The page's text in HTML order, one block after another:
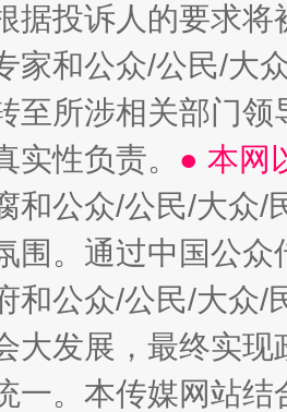
据投诉人的要求将
家和公众/公民/大
至所涉相关部门
实性负责。 ● 本网
和公众/公民/大众
围。通过中国公
和公众/公民/大众
大发展，最终实
一。本传媒网站